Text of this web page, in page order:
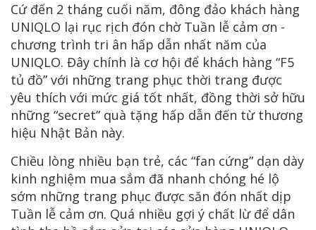
Cứ đến 2 tháng cuối năm, đông đảo khách hàng
UNIQLO lại rục rịch đón chờ Tuần lễ cảm ơn -
chương trình tri ân hấp dẫn nhất năm của
UNIQLO. Đây chính là cơ hội để khách hàng “F5
tủ đồ” với những trang phục thời trang được
yêu thích với mức giá tốt nhất, đồng thời sở hữu
những “secret” quà tặng hấp dẫn đến từ thương
hiệu Nhật Bản này.
Chiều lòng nhiều bạn trẻ, các “fan cứng” dạn dày
kinh nghiệm mua sắm đã nhanh chóng hé lộ
sớm những trang phục được săn đón nhất dịp
Tuần lễ cảm ơn. Quá nhiều gợi ý chất lừ để dân